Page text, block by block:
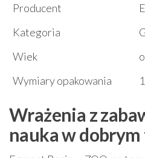
Producent
Kategoria
Wiek
Wymiary opakowania
Wrażenia z
nauka w